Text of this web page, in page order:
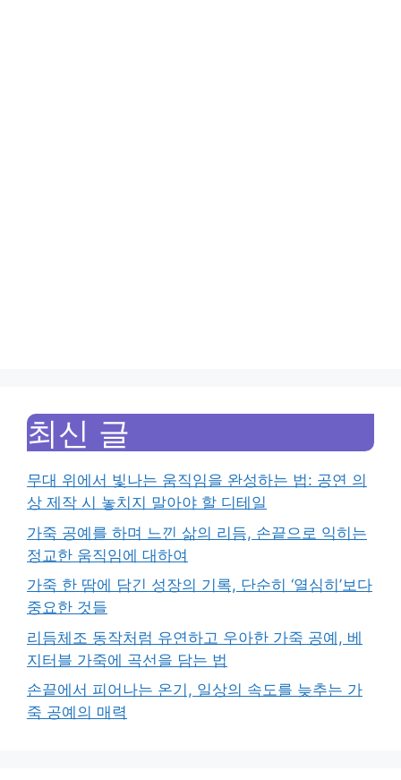
최신 글
무대 위에서 빛나는 움직임을 완성하는 법: 공연 의
상 제작 시 놓치지 말아야 할 디테일
가죽 공예를 하며 느낀 삶의 리듬, 손끝으로 익히는
정교한 움직임에 대하여
가죽 한 땀에 담긴 성장의 기록, 단순히 ‘열심히’보다
중요한 것들
리듬체조 동작처럼 유연하고 우아한 가죽 공예, 베
지터블 가죽에 곡선을 담는 법
손끝에서 피어나는 온기, 일상의 속도를 늦추는 가
죽 공예의 매력